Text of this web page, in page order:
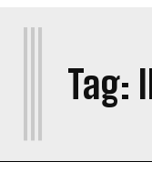
Tag:
I